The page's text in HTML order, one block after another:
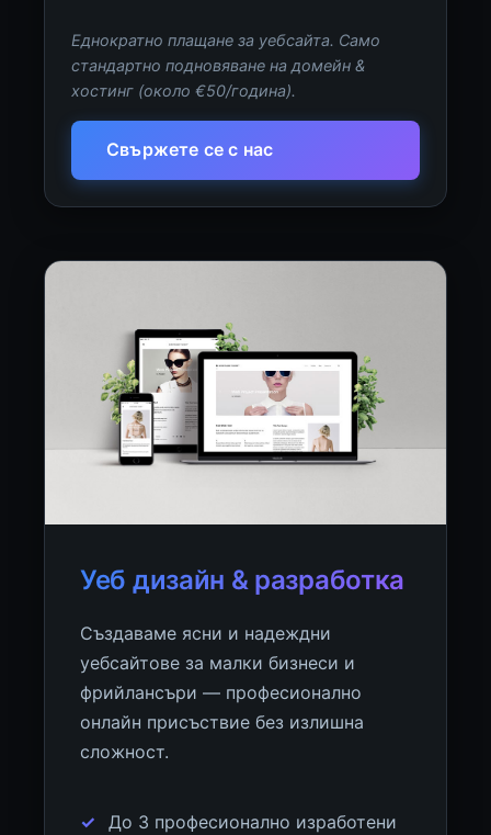
Еднократно плащане за уебсайта. Само
стандартно подновяване на домейн &
хостинг (около €50/година).
Свържете се с нас
Уеб дизайн & разработка
Създаваме ясни и надеждни
уебсайтове за малки бизнеси и
фрийлансъри — професионално
онлайн присъствие без излишна
сложност.
До 3 професионално изработени